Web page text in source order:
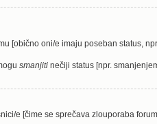
[obično oni/e imaju poseban status,
smanjiti nečiji status [npr.
e [čime se sprečava zlouporaba